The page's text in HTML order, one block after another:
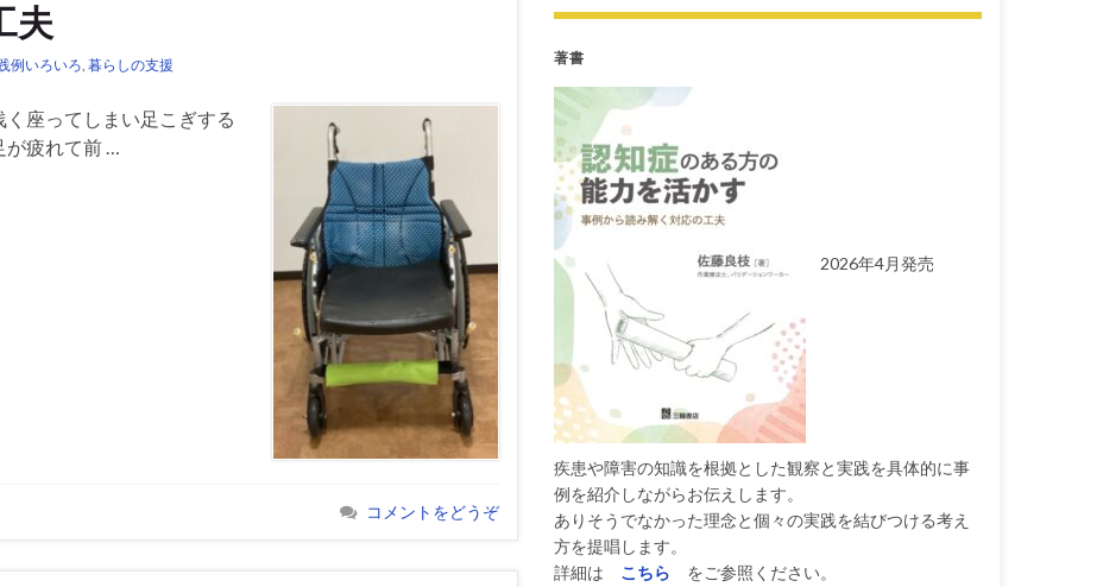
夫
例いろいろ, 暮らしの支援
座ってしまい足こぎする
が疲れて前 …
コメントをどうぞ
著書
2026年4月発売
疾患や障害の知識を根拠とした観察と実践を具体的に事
例を紹介しながらお伝えします。
ありそうでなかった理念と個々の実践を結びつける考え
方を提唱します。
詳細は
こちら
をご参照ください。